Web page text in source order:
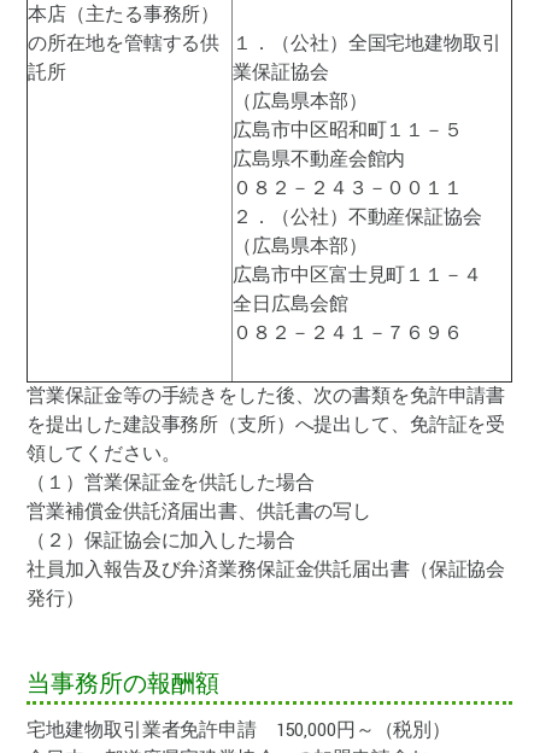
本店（主たる事務所）
の所在地を管轄する供
託所
１．（公社）全国宅地建物取引
業保証協会
（広島県本部）
広島市中区昭和町１１－５
広島県不動産会館内
０８２－２４３－００１１
２．（公社）不動産保証協会
（広島県本部）
広島市中区富士見町１１－４
全日広島会館
０８２－２４１－７６９６
営業保証金等の手続きをした後、次の書類を免許申請書
を提出した建設事務所（支所）へ提出して、免許証を受
領してください。
（１）営業保証金を供託した場合
営業補償金供託済届出書、供託書の写し
（２）保証協会に加入した場合
社員加入報告及び弁済業務保証金供託届出書（保証協会
発行）
当事務所の報酬額
宅地建物取引業者免許申請 150,000円～（税別）